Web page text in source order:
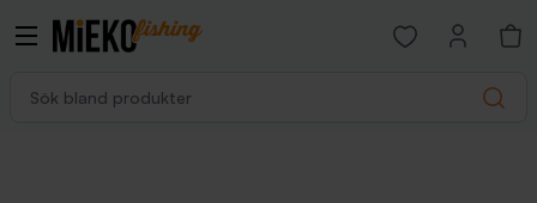
Search
Open favorites